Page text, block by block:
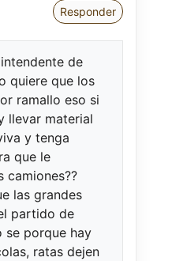
Responder
de
quiere que los
ramallo eso si
llevar material
y tenga
que le
camiones??
las grandes
partido de
se porque hay
ratas dejen